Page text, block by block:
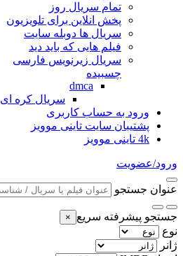
تمام سریال روز
پخش انلاین برای تلویزیون
سریال ها دوبله سایت
فیلم هایی که باید دید
سریال زیرنویس فارسی
چسبیده
dmca
سریال کره ای
ورود به حساب کاربری
پشتیبان سایت تاینی موویز
4k تاینی موویز
ورود/عضویت
عنوان جستجو
جستجو پیشرفته سریع ×
نوع
ژانر